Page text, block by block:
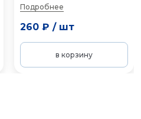
Подробнее
260 ₽ / шт
в корзину